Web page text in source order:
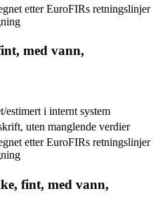
etter EuroFIRs retningslinjer
med vann,
estimert i internt system
uten manglende verdier
etter EuroFIRs retningslinjer
fint, med vann,